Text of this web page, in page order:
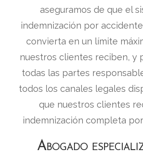
aseguramos de que el
indemnización por
convierta en un límite
nuestros clientes reciben, y
todas las partes
todos los canales legales
que nuestros clientes
indemnización completa
Abogado